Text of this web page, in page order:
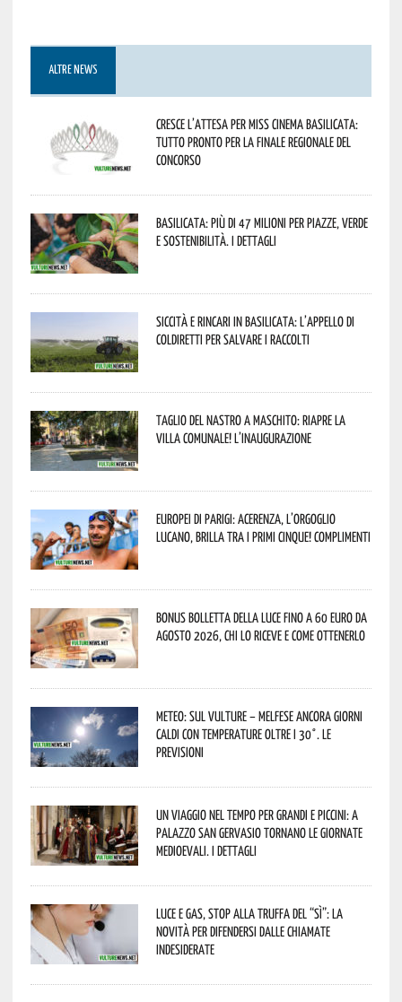
ALTRE NEWS
Cresce l’attesa per Miss Cinema Basilicata:
tutto pronto per la finale regionale del
concorso
Basilicata: più di 47 milioni per piazze, verde
e sostenibilità. I dettagli
Siccità e rincari in Basilicata: l’appello di
Coldiretti per salvare i raccolti
Taglio del nastro a Maschito: riapre la
Villa Comunale! L’inaugurazione
Europei di Parigi: Acerenza, l’orgoglio
lucano, brilla tra i primi cinque! Complimenti
Bonus bolletta della luce fino a 60 euro da
agosto 2026, chi lo riceve e come ottenerlo
Meteo: sul Vulture – melfese ancora giorni
caldi con temperature oltre i 30°. Le
previsioni
Un viaggio nel tempo per grandi e piccini: a
Palazzo San Gervasio tornano le Giornate
Medioevali. I dettagli
Luce e gas, stop alla truffa del “Sì”: la
novità per difendersi dalle chiamate
indesiderate